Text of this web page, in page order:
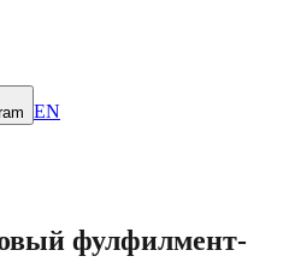
EN
фулфилмент-